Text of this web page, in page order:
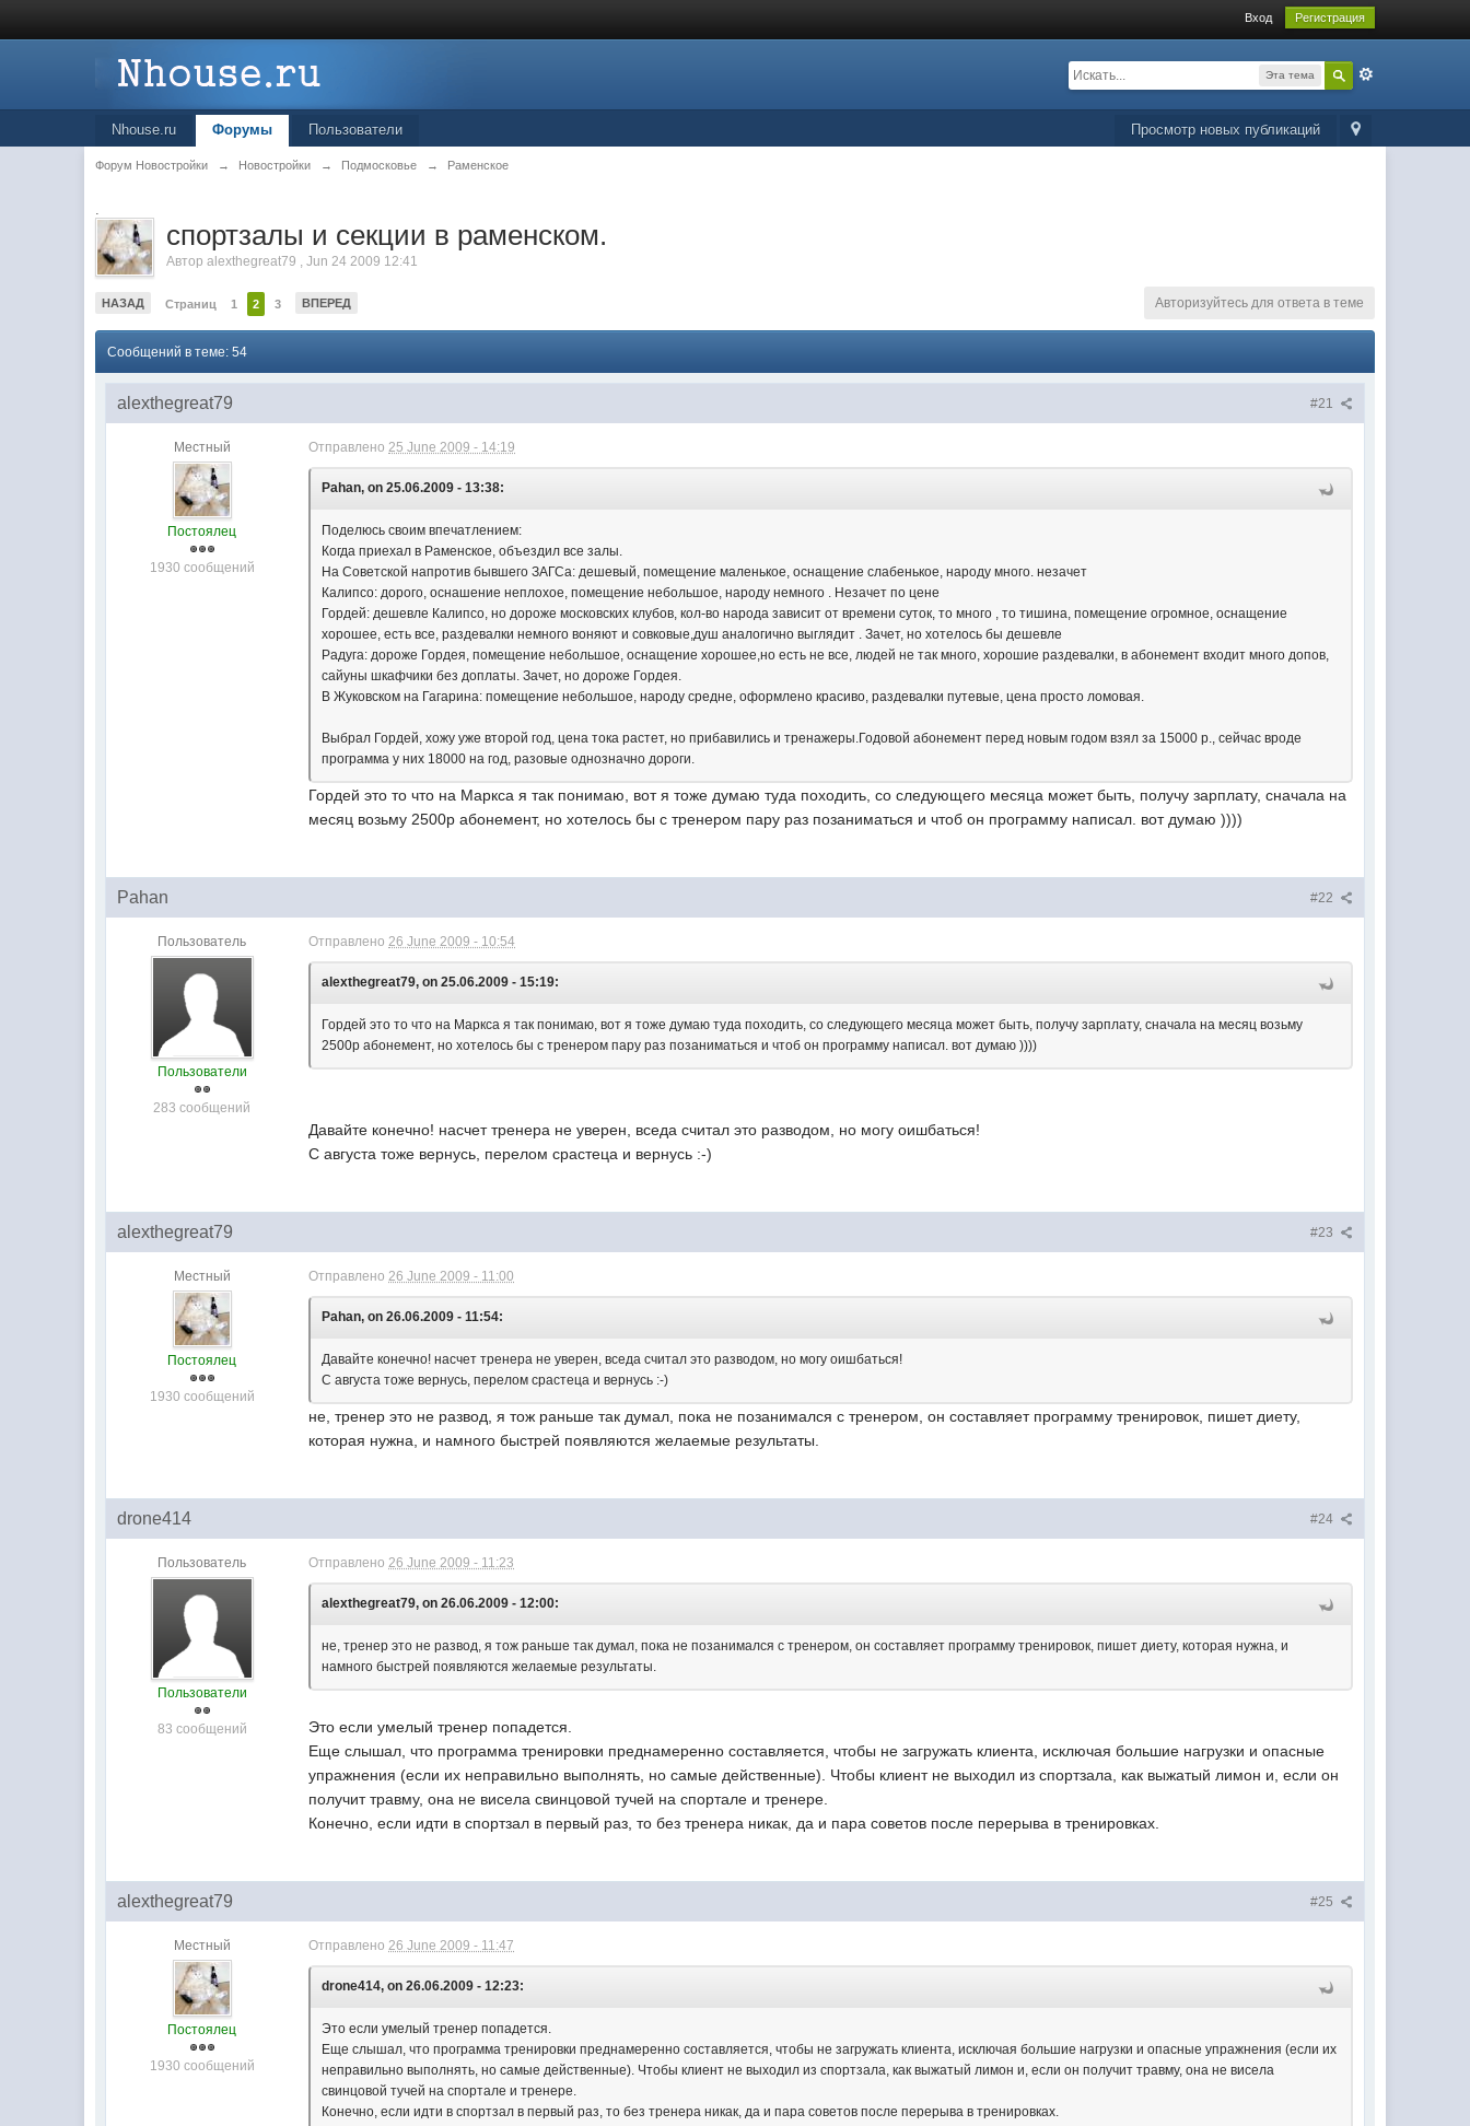
Вход Регистрация
Эта тема
Просмотр новых публикаций
Nhouse.ru Форумы Пользователи
Форум Новостройки → Новостройки → Подмосковье → Раменское
.
спортзалы и секции в раменском.
Авторalexthegreat79 ,Jun 24 2009 12:41
НАЗАД Страниц 1 2 3 ВПЕРЕД Авторизуйтесь для ответа в теме
Сообщений в теме: 54
#21
alexthegreat79
Местный
Постоялец
1930 сообщений
Отправлено25 June 2009 - 14:19
Pahan, on 25.06.2009 - 13:38:
Поделюсь своим впечатлением:
Когда приехал в Раменское, объездил все залы.
На Советской напротив бывшего ЗАГСа: дешевый, помещение маленькое, оснащение слабенькое, народу много. незачет
Калипсо: дорого, оснашение неплохое, помещение небольшое, народу немного . Незачет по цене
Гордей: дешевле Калипсо, но дороже московских клубов, кол-во народа зависит от времени суток, то много , то тишина, помещение огромное, оснащение
хорошее, есть все, раздевалки немного воняют и совковые,душ аналогично выглядит . Зачет, но хотелось бы дешевле
Радуга: дороже Гордея, помещение небольшое, оснащение хорошее,но есть не все, людей не так много, хорошие раздевалки, в абонемент входит много допов,
сайуны шкафчики без доплаты. Зачет, но дороже Гордея.
В Жуковском на Гагарина: помещение небольшое, народу средне, оформлено красиво, раздевалки путевые, цена просто ломовая.
Выбрал Гордей, хожу уже второй год, цена тока растет, но прибавились и тренажеры.Годовой абонемент перед новым годом взял за 15000 р., сейчас вроде
программа у них 18000 на год, разовые однозначно дороги.
Гордей это то что на Маркса я так понимаю, вот я тоже думаю туда походить, со следующего месяца может быть, получу зарплату, сначала на
месяц возьму 2500р абонемент, но хотелось бы с тренером пару раз позаниматься и чтоб он программу написал. вот думаю ))))
#22
Pahan
Пользователь
Пользователи
283 сообщений
Отправлено26 June 2009 - 10:54
alexthegreat79, on 25.06.2009 - 15:19:
Гордей это то что на Маркса я так понимаю, вот я тоже думаю туда походить, со следующего месяца может быть, получу зарплату, сначала на месяц возьму
2500р абонемент, но хотелось бы с тренером пару раз позаниматься и чтоб он программу написал. вот думаю ))))
Давайте конечно! насчет тренера не уверен, вседа считал это разводом, но могу оишбаться!
С августа тоже вернусь, перелом срастеца и вернусь :-)
#23
alexthegreat79
Местный
Постоялец
1930 сообщений
Отправлено26 June 2009 - 11:00
Pahan, on 26.06.2009 - 11:54:
Давайте конечно! насчет тренера не уверен, вседа считал это разводом, но могу оишбаться!
С августа тоже вернусь, перелом срастеца и вернусь :-)
не, тренер это не развод, я тож раньше так думал, пока не позанимался с тренером, он составляет программу тренировок, пишет диету,
которая нужна, и намного быстрей появляются желаемые результаты.
#24
drone414
Пользователь
Пользователи
83 сообщений
Отправлено26 June 2009 - 11:23
alexthegreat79, on 26.06.2009 - 12:00:
не, тренер это не развод, я тож раньше так думал, пока не позанимался с тренером, он составляет программу тренировок, пишет диету, которая нужна, и
намного быстрей появляются желаемые результаты.
Это если умелый тренер попадется.
Еще слышал, что программа тренировки преднамеренно составляется, чтобы не загружать клиента, исключая большие нагрузки и опасные
упражнения (если их неправильно выполнять, но самые действенные). Чтобы клиент не выходил из спортзала, как выжатый лимон и, если он
получит травму, она не висела свинцовой тучей на спортале и тренере.
Конечно, если идти в спортзал в первый раз, то без тренера никак, да и пара советов после перерыва в тренировках.
#25
alexthegreat79
Местный
Постоялец
1930 сообщений
Отправлено26 June 2009 - 11:47
drone414, on 26.06.2009 - 12:23:
Это если умелый тренер попадется.
Еще слышал, что программа тренировки преднамеренно составляется, чтобы не загружать клиента, исключая большие нагрузки и опасные упражнения (если их
неправильно выполнять, но самые действенные). Чтобы клиент не выходил из спортзала, как выжатый лимон и, если он получит травму, она не висела
свинцовой тучей на спортале и тренере.
Конечно, если идти в спортзал в первый раз, то без тренера никак, да и пара советов после перерыва в тренировках.